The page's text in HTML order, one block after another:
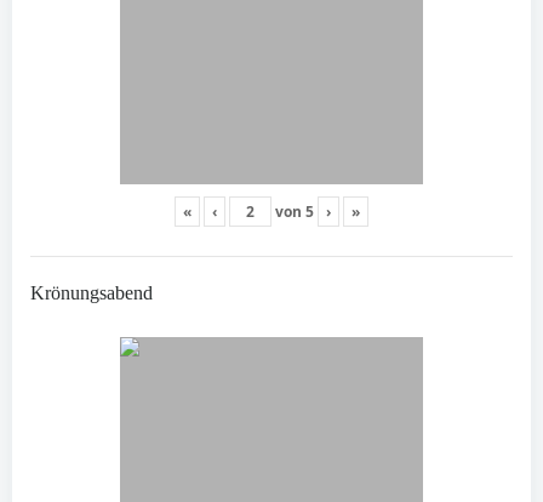
« ‹ von 5 › »
Krönungsabend